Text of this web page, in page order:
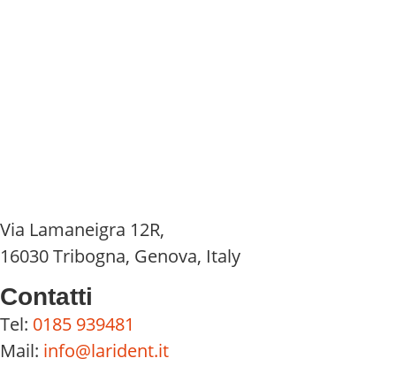
Via Lamaneigra 12R,
16030 Tribogna, Genova, Italy
Contatti
Tel: 0185 939481
Mail: info@larident.it